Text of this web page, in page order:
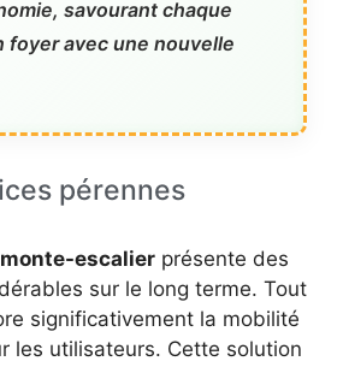
savourant chaque
foyer avec une nouvelle
pérennes
monte-escalier présente des
sur le long terme. Tout
significativement la mobilité
les utilisateurs. Cette solution